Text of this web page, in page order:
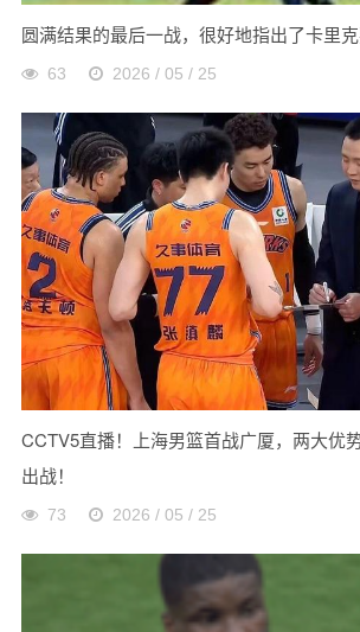
圆满结果的最后一战，很好地指出了卡里
63 2026 / 05 / 25
CCTV5直播！上海男篮首战广厦，两大优
出战！
73 2026 / 05 / 25